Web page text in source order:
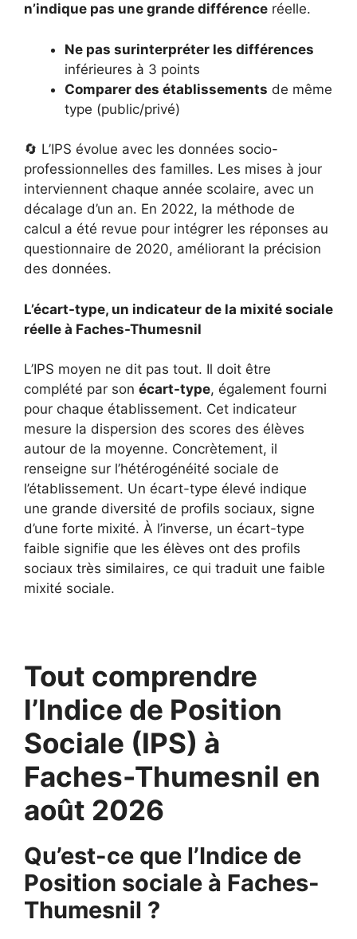
n’indique pas une grande différence réelle.
Ne pas surinterpréter les différences
inférieures à 3 points
Comparer des établissements de même
type (public/privé)
🔄 L’IPS évolue avec les données socio-
professionnelles des familles. Les mises à jour
interviennent chaque année scolaire, avec un
décalage d’un an. En 2022, la méthode de
calcul a été revue pour intégrer les réponses au
questionnaire de 2020, améliorant la précision
des données.
L’écart-type, un indicateur de la mixité sociale
réelle à Faches-Thumesnil
L’IPS moyen ne dit pas tout. Il doit être
complété par son écart-type, également fourni
pour chaque établissement. Cet indicateur
mesure la dispersion des scores des élèves
autour de la moyenne. Concrètement, il
renseigne sur l’hétérogénéité sociale de
l’établissement. Un écart-type élevé indique
une grande diversité de profils sociaux, signe
d’une forte mixité. À l’inverse, un écart-type
faible signifie que les élèves ont des profils
sociaux très similaires, ce qui traduit une faible
mixité sociale.
Tout comprendre
l’Indice de Position
Sociale (IPS) à
Faches-Thumesnil en
août 2026
Qu’est-ce que l’Indice de
Position sociale à Faches-
Thumesnil ?